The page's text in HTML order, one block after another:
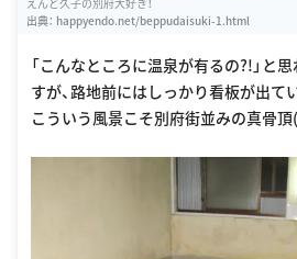
出典： happyendo.net/beppudaisuki-1.html
「こんなところに温泉が有るの?!」と
すが、路地前にはしっかり看板が出て
こういう風景こそ別府街並みの真骨頂